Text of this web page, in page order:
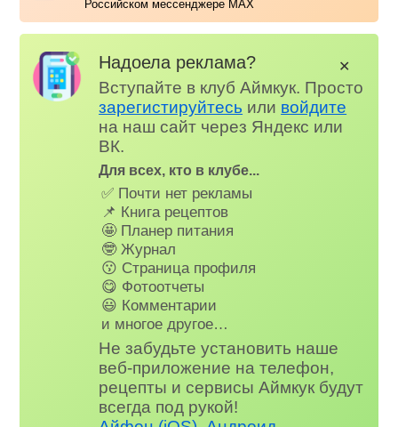
Российском мессенджере MAX
Надоела реклама?
Вступайте в клуб Аймкук. Просто
зарегистируйтесь или войдите
на наш сайт через Яндекс или
ВК.
Для всех, кто в клубе...
✅ Почти нет рекламы
📌 Книга рецептов
🤩 Планер питания
🤓 Журнал
😗 Страница профиля
😋 Фотоотчеты
😃 Комментарии
и многое другое…
Не забудьте установить наше
веб-приложение на телефон,
рецепты и сервисы Аймкук будут
всегда под рукой!
✕